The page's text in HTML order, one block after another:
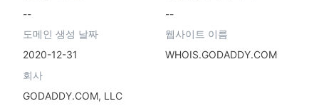
--
--
도메인 생성 날짜
2020-12-31
웹사이트 이름
WHOIS.GODADDY.COM
회사
GODADDY.COM, LLC